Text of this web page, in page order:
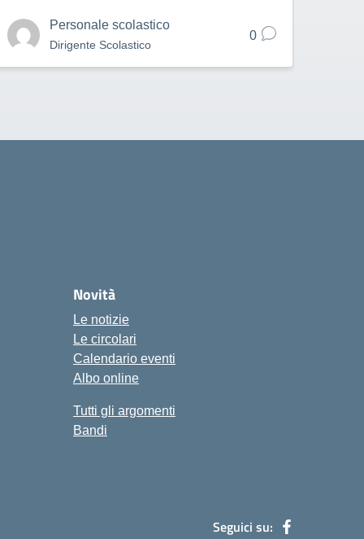
Personale scolastico
Dirigente Scolastico
0
Novità
Le notizie
Le circolari
Calendario eventi
Albo online
Tutti gli argomenti
Bandi
Seguici su: